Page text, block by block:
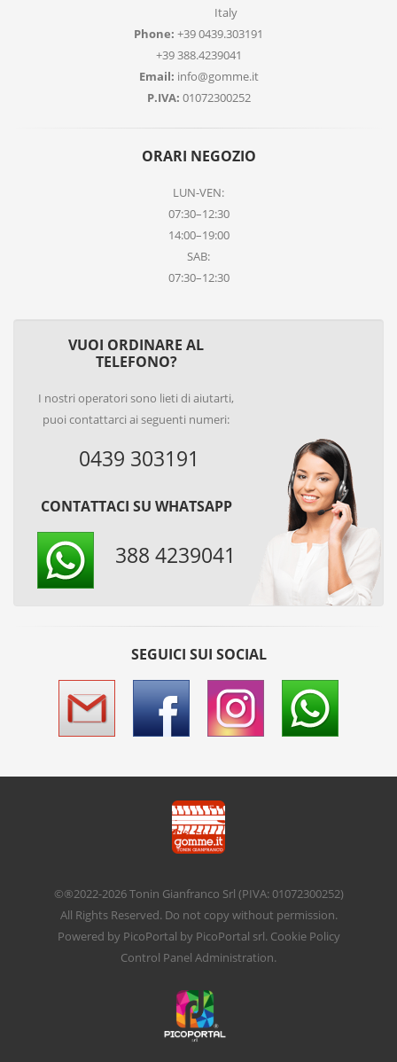
Italy
Phone: +39 0439.303191
+39 388.4239041
Email: info@gomme.it
P.IVA: 01072300252
ORARI NEGOZIO
LUN-VEN:
07:30–12:30
14:00–19:00
SAB:
07:30–12:30
VUOI ORDINARE AL
TELEFONO?
I nostri operatori sono lieti di aiutarti,
puoi contattarci ai seguenti numeri:
0439 303191
CONTATTACI SU WHATSAPP
388 4239041
SEGUICI SUI SOCIAL
©®2022-2026Tonin Gianfranco Srl (PIVA: 01072300252)
All Rights Reserved. Do not copy without permission.
Powered by PicoPortal by PicoPortal srl. Cookie Policy
Control Panel Administration.